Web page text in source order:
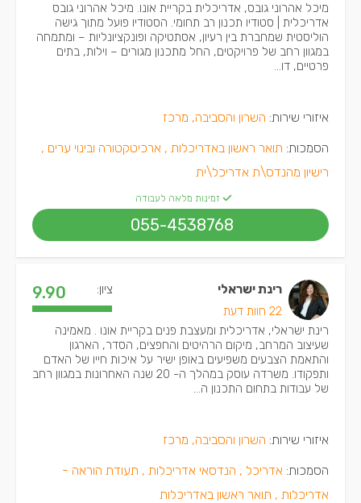
מיכל אהרוני גובס, אדריכלית בקריית אונו. מיכל אהרוני גובס
אדריכלית | סטודיו תכנון רב תחומי. הסטודיו פועל מתוך גישה
הוליסטית שמחברת בין רעיון, אסתטיקה ופונקציונליות – ומתמחה
במגוון רחב של פרויקטים, החל מתכנון מגורים – וילות, בתים
פרטיים, דו...
איזורי שירות: השרון והסביבה, מרכז
הסמכות: תואר ראשון באדריכלות , ארכיטקטורה ובינוי ערים ,
רישיון מהנדס\ת אדריכל\ית
זמינות מלאה לעבודה
055-4538768
רינת ישראלי
22 חוות דעת
ציון: 9.90
רינת ישראלי, אדריכלית ומעצבת פנים בקריית אונו . מאמינה
שעיצוב המרחב, מיקום הרהיטים והחפצים, הסדר, הארגון
והתאמת הצבעים משפיעים באופן ישיר על איכות חייו של האדם
ותפקודו. משרדה עוסק במהלך ה- 20 שנה האחרונות במגוון רחב
של עבודות בתחום התכנון ה...
איזורי שירות: השרון והסביבה, מרכז
הסמכות: אדריכל , הנדסאי אדריכלות , תעודת הוראה -
אדריכלות , תואר ראשון באדריכלות